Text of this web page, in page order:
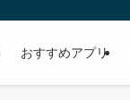
おすすめアプリ